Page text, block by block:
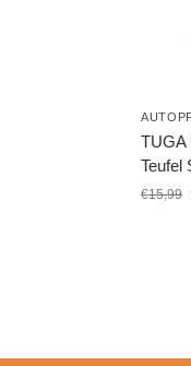
TUGA
Teufel
€15,99